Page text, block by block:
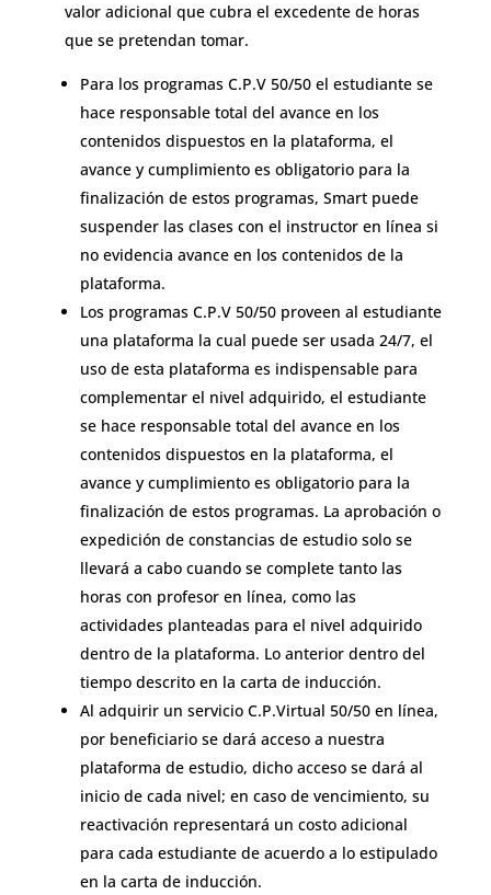
valor adicional que cubra el excedente de horas
que se pretendan tomar.
Para los programas C.P.V 50/50 el estudiante se
hace responsable total del avance en los
contenidos dispuestos en la plataforma, el
avance y cumplimiento es obligatorio para la
finalización de estos programas, Smart puede
suspender las clases con el instructor en línea si
no evidencia avance en los contenidos de la
plataforma.
Los programas C.P.V 50/50 proveen al estudiante
una plataforma la cual puede ser usada 24/7, el
uso de esta plataforma es indispensable para
complementar el nivel adquirido, el estudiante
se hace responsable total del avance en los
contenidos dispuestos en la plataforma, el
avance y cumplimiento es obligatorio para la
finalización de estos programas. La aprobación o
expedición de constancias de estudio solo se
llevará a cabo cuando se complete tanto las
horas con profesor en línea, como las
actividades planteadas para el nivel adquirido
dentro de la plataforma. Lo anterior dentro del
tiempo descrito en la carta de inducción.
Al adquirir un servicio C.P.Virtual 50/50 en línea,
por beneficiario se dará acceso a nuestra
plataforma de estudio, dicho acceso se dará al
inicio de cada nivel; en caso de vencimiento, su
reactivación representará un costo adicional
para cada estudiante de acuerdo a lo estipulado
en la carta de inducción.